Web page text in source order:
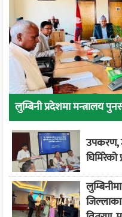
लुम्बिनी प्रदेशमा मन्त्रालय
उपकरण,
घिमिरेको